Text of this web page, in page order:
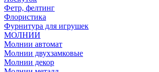
Фетр, фелтинг
Флористика
Фурнитура для игрушек
МОЛНИИ
Молнии автомат
Молнии двухзамковые
Молнии декор